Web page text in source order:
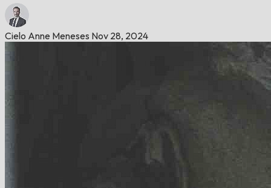
Cielo Anne Meneses Nov 28, 2024